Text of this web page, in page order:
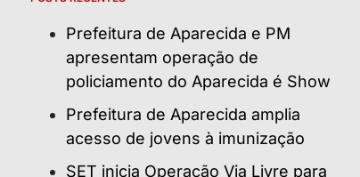
Prefeitura de Aparecida e PM
apresentam operação de
policiamento do Aparecida é Show
Prefeitura de Aparecida amplia
acesso de jovens à imunização
SET inicia Operação Via Livre para